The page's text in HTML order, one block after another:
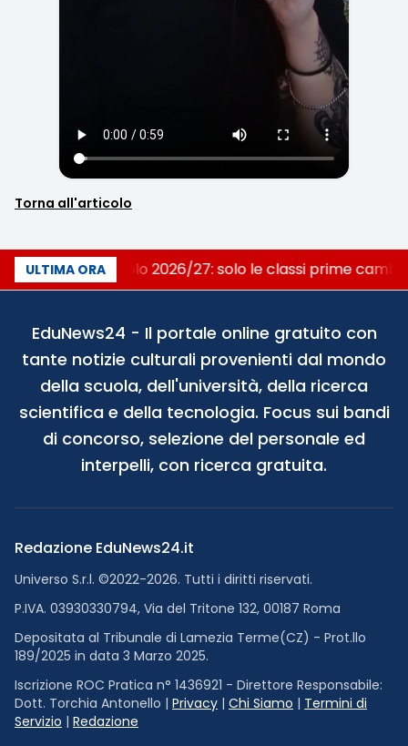
Torna all'articolo
ULTIMA ORA
Nuovo curricolo 2026/27: solo le classi prime
EduNews24 - Il portale online gratuito con
tante notizie culturali provenienti dal mondo
della scuola, dell'università, della ricerca
scientifica e della tecnologia. Focus sui bandi
di concorso, selezione del personale ed
interpelli, con ricerca gratuita.
Redazione EduNews24.it
Universo S.r.l. ©2022-2026. Tutti i diritti riservati.
P.IVA. 03930330794, Via del Tritone 132, 00187 Roma
Depositata al Tribunale di Lamezia Terme(CZ) - Prot.llo
189/2025 in data 3 Marzo 2025.
Iscrizione ROC Pratica n° 1436921 - Direttore Responsabile:
Dott. Torchia Antonello | Privacy | Chi Siamo | Termini di
Servizio | Redazione